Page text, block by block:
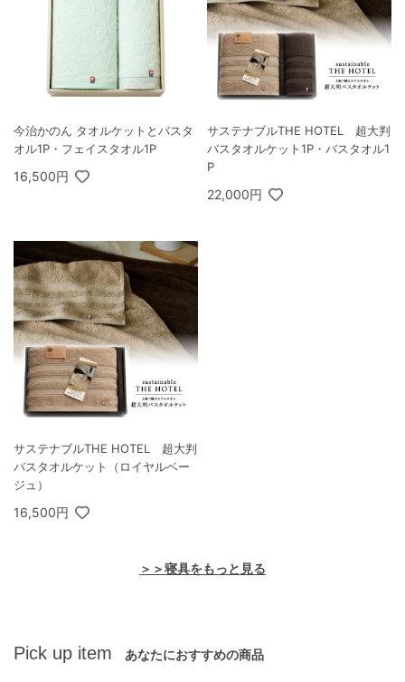
今治かのん タオルケットとバスタ
オル1P・フェイスタオル1P
16,500円
サステナブルTHE HOTEL 超大判
バスタオルケット1P・バスタオル1
P
22,000円
サステナブルTHE HOTEL 超大判
バスタオルケット（ロイヤルベー
ジュ）
16,500円
＞＞寝具をもっと見る
Pick up item あなたにおすすめの商品